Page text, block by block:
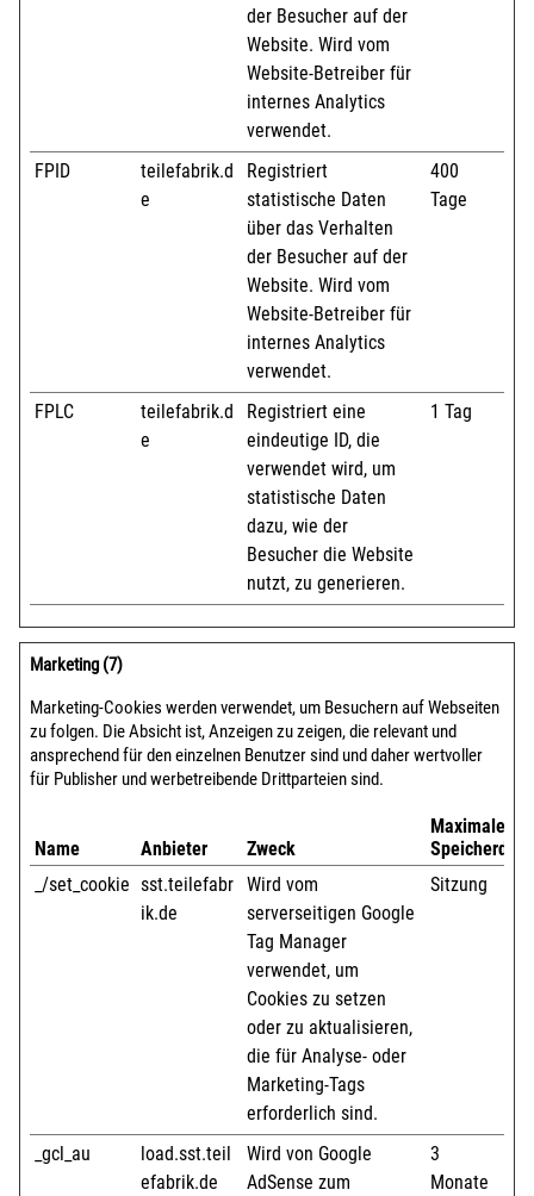
der Besucher auf der
Website. Wird vom
Website-Betreiber für
internes Analytics
verwendet.
FPID
teilefabrik.d
e
Registriert
statistische Daten
über das Verhalten
der Besucher auf der
Website. Wird vom
Website-Betreiber für
internes Analytics
verwendet.
400
Tage
FPLC
teilefabrik.d
e
Registriert eine
eindeutige ID, die
verwendet wird, um
statistische Daten
dazu, wie der
Besucher die Website
nutzt, zu generieren.
1 Tag
Marketing (7)
Marketing-Cookies werden verwendet, um Besuchern auf Webseiten
zu folgen. Die Absicht ist, Anzeigen zu zeigen, die relevant und
ansprechend für den einzelnen Benutzer sind und daher wertvoller
für Publisher und werbetreibende Drittparteien sind.
Name Anbieter Zweck
Maximale
_/set_cookie sst.teilefabr
ik.de
Wird vom
serverseitigen Google
Tag Manager
verwendet, um
Cookies zu setzen
oder zu aktualisieren,
die für Analyse- oder
Marketing-Tags
erforderlich sind.
Sitzung
_gcl_au
load.sst.teil
efabrik.de
Wird von Google
AdSense zum
3
Monate